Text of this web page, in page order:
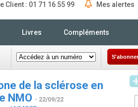
Client : 01 71 16 55 99 Mes alertes
Livres Compléments
S'abonner
de la sclérose en
NMO - 22/09/22